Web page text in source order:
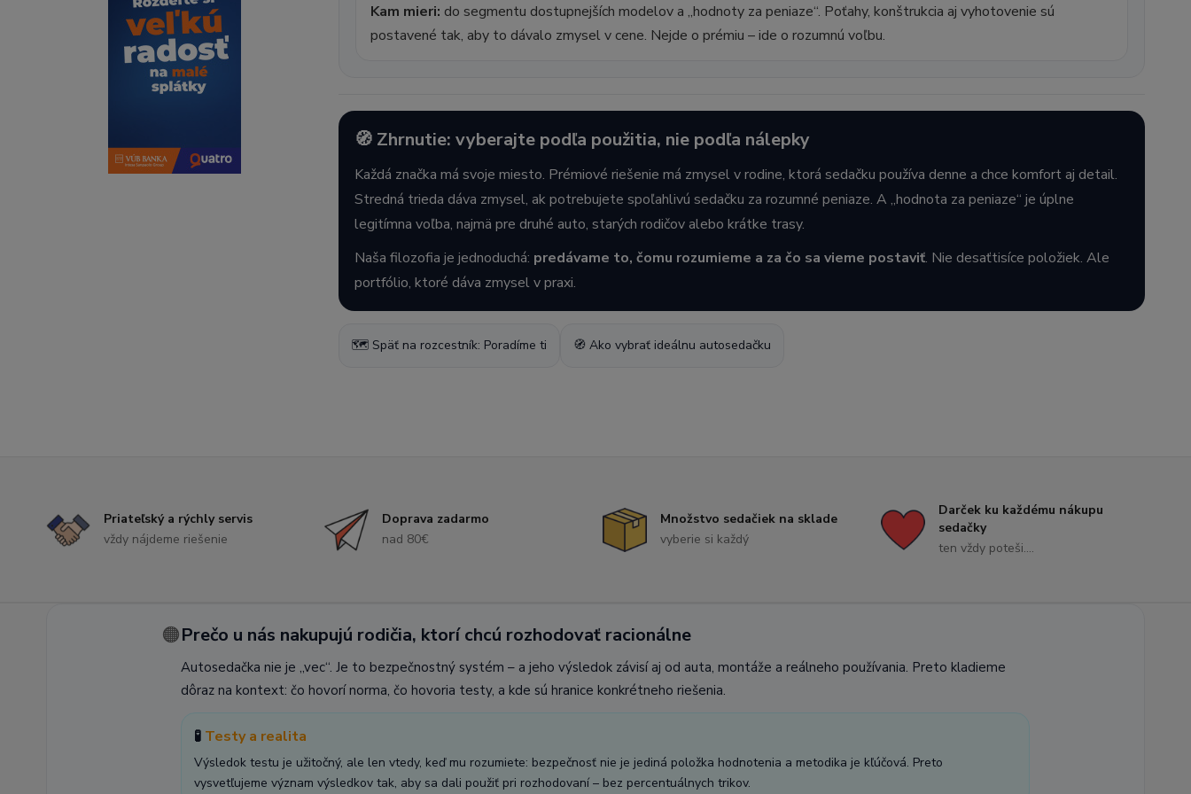
Kam mieri: do segmentu dostupnejších modelov a „hodnoty za peniaze“. Poťahy, konštrukcia aj vyhotovenie sú
postavené tak, aby to dávalo zmysel v cene. Nejde o prémiu – ide o rozumnú voľbu.
🧭 Zhrnutie: vyberajte podľa použitia, nie podľa nálepky
Každá značka má svoje miesto. Prémiové riešenie má zmysel v rodine, ktorá sedačku používa denne a chce komfort aj detail.
Stredná trieda dáva zmysel, ak potrebujete spoľahlivú sedačku za rozumné peniaze. A „hodnota za peniaze“ je úplne
legitímna voľba, najmä pre druhé auto, starých rodičov alebo krátke trasy.
Naša filozofia je jednoduchá: predávame to, čomu rozumieme a za čo sa vieme postaviť. Nie desaťtisíce položiek. Ale
portfólio, ktoré dáva zmysel v praxi.
🗺️ Späť na rozcestník: Poradíme ti 🧭 Ako vybrať ideálnu autosedačku
Priateľský a rýchly servis
vždy nájdeme riešenie
Doprava zadarmo
nad 80€
Množstvo sedačiek na sklade
vyberie si každý
Darček ku každému nákupu
sedačky
ten vždy poteši....
🟠Prečo u nás nakupujú rodičia, ktorí chcú rozhodovať racionálne
Autosedačka nie je „vec“. Je to bezpečnostný systém – a jeho výsledok závisí aj od auta, montáže a reálneho používania. Preto kladieme
dôraz na kontext: čo hovorí norma, čo hovoria testy, a kde sú hranice konkrétneho riešenia.
🧪 Testy a realita
Výsledok testu je užitočný, ale len vtedy, keď mu rozumiete: bezpečnosť nie je jediná položka hodnotenia a metodika je kľúčová. Preto
vysvetľujeme význam výsledkov tak, aby sa dali použiť pri rozhodovaní – bez percentuálnych trikov.